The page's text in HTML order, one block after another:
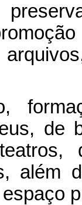
de
além